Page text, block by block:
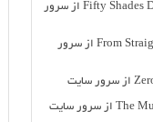
دانلود مستقیم فیلم خارجی Fifty Shades Darker 2017 از سرور
دانلود مستقیم فیلم خارجی From Straight As 2017 از سرور